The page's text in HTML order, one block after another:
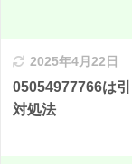
2025年4月22日
05054977766は
対処法